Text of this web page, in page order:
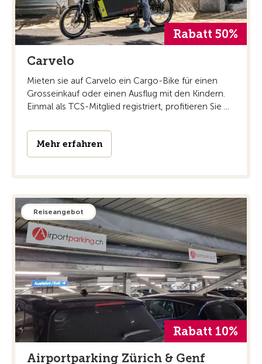
Rabatt 50%
Carvelo
Mieten sie auf Carvelo ein Cargo-Bike für einen
Grosseinkauf oder einen Ausflug mit den Kindern.
Einmal als TCS-Mitglied registriert, profitieren Sie ...
Mehr erfahren
Reiseangebot
Rabatt 10%
Airportparking Zürich & Genf